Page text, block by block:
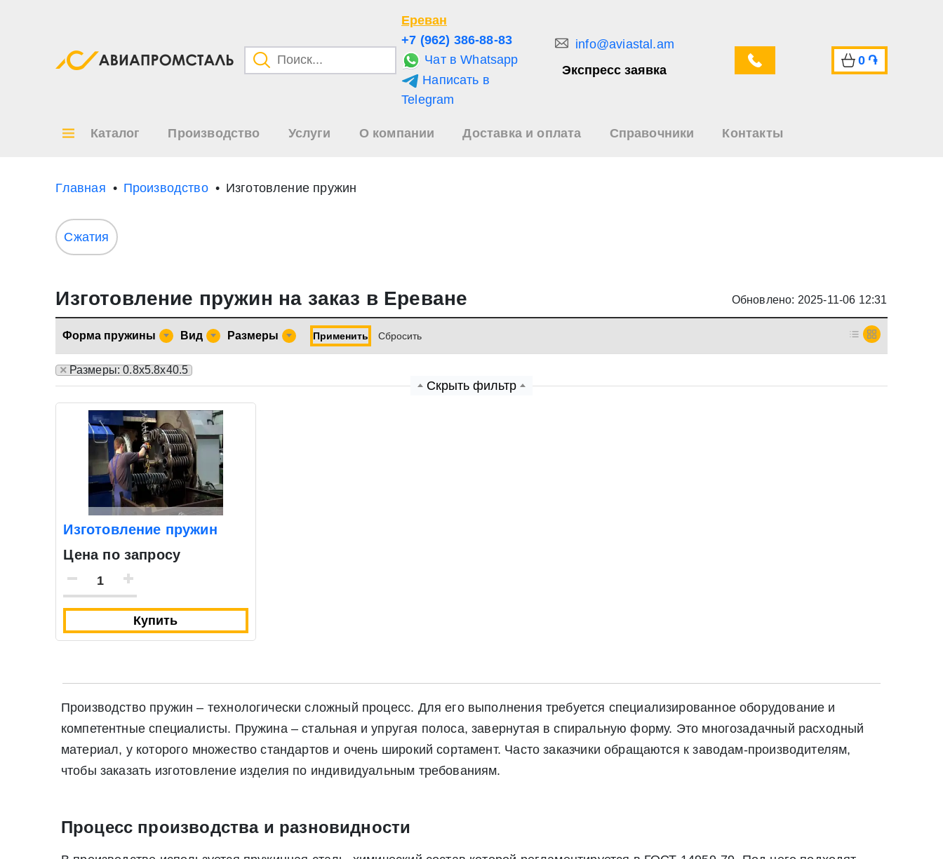
Ереван
+7 (962) 386-88-83
Чат в Whatsapp
Написать в
Telegram
info@aviastal.am
Экспресс заявка
0 ֏
Каталог Производство Услуги О компании Доставка и оплата Справочники Контакты
Главная Производство Изготовление пружин
Сжатия
Изготовление пружин на заказ в Ереване Обновлено: 2025-11-06 12:31
Форма пружины Вид Размеры Применить Cбросить
× Размеры: 0.8х5.8х40.5
Скрыть фильтр
Изготовление пружин
Цена по запросу
Купить
Производство пружин – технологически сложный процесс. Для его выполнения требуется специализированное оборудование и
компетентные специалисты. Пружина – стальная и упругая полоса, завернутая в спиральную форму. Это многозадачный расходный
материал, у которого множество стандартов и очень широкий сортамент. Часто заказчики обращаются к заводам-производителям,
чтобы заказать изготовление изделия по индивидуальным требованиям.
Процесс производства и разновидности